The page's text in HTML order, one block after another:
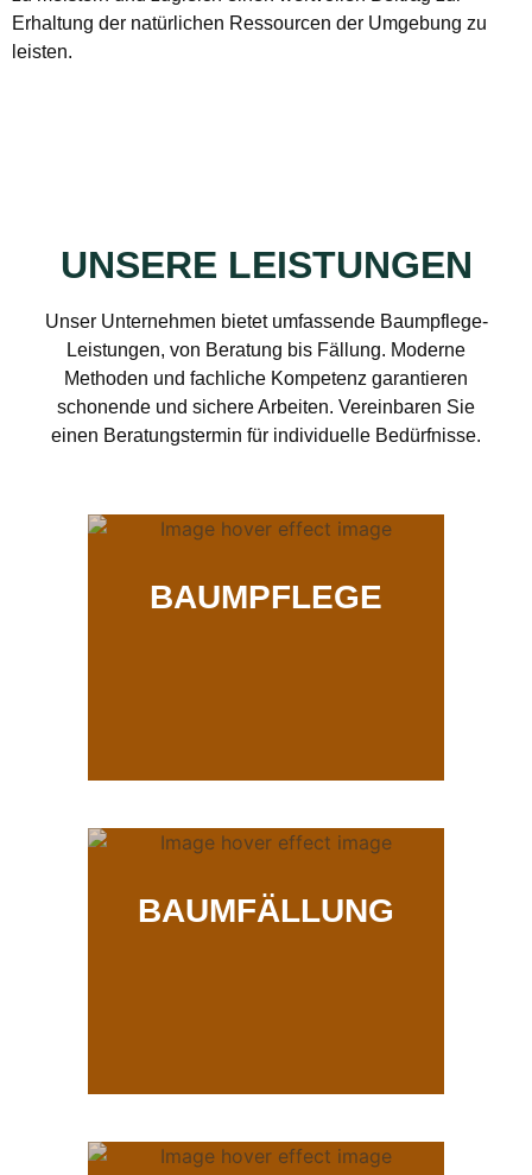
Erhaltung der natürlichen Ressourcen der Umgebung zu
leisten.
UNSERE LEISTUNGEN
Unser Unternehmen bietet umfassende Baumpflege-
Leistungen, von Beratung bis Fällung. Moderne
Methoden und fachliche Kompetenz garantieren
schonende und sichere Arbeiten. Vereinbaren Sie
einen Beratungstermin für individuelle Bedürfnisse.
BAUMPFLEGE
BAUMFÄLLUNG